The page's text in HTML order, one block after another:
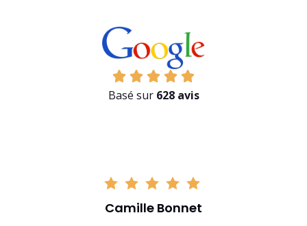
Basé sur 628 avis
Camille Bonnet